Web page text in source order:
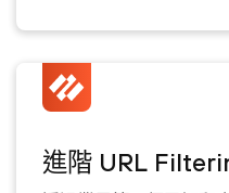
進階 URL